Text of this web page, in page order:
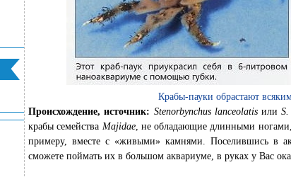
Крабы-пауки обрастают
Происхождение, источник: Stenorbynchus lanceolatis или
крабы семейства Majidae, не обладающие длинными
примеру, вместе с «живыми» камнями. Поселившись в
сможете поймать их в большом аквариуме, в руках у Вас